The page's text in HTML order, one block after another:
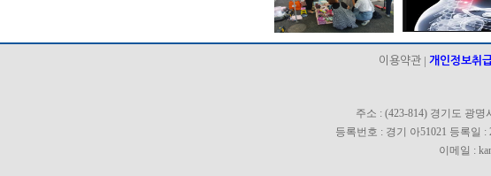
이용약관| 개인정보취
주소 : (423-814) 경기도 광명
등록번호 : 경기 아51021 등록일
이메일 :